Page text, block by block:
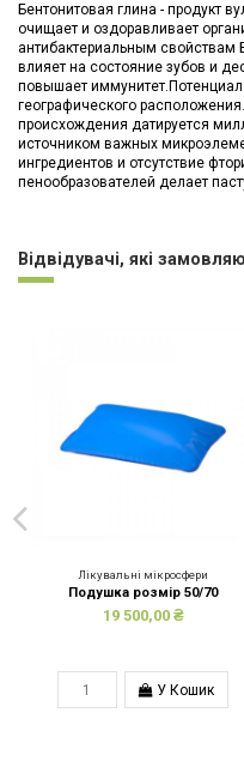
Бентонитовая глина - продукт
очищает и оздоравливает
антибактериальным свойствам
влияет на состояние зубов и
повышает
географического
происхождения датируется
источником важных
ингредиентов и отсутствие
пенообразователей делает
Відвідувачі, які
Лікувальні мікросфери
Подушка розмір 50/70
19 500,00 ₴
У Кошик